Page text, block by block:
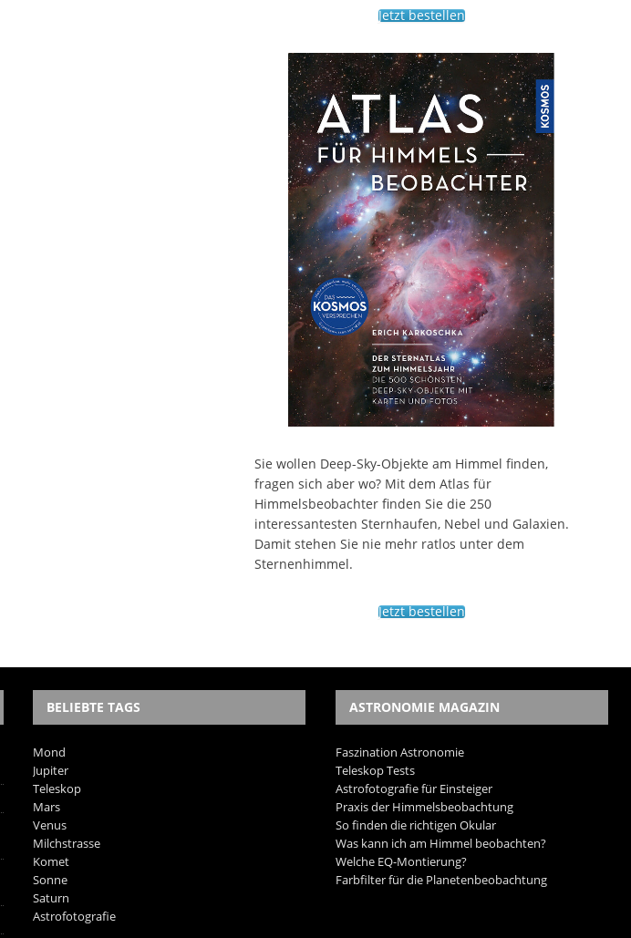
Jetzt bestellen
Sie wollen Deep-Sky-Objekte am Himmel finden,
fragen sich aber wo? Mit dem Atlas für
Himmelsbeobachter finden Sie die 250
interessantesten Sternhaufen, Nebel und Galaxien.
Damit stehen Sie nie mehr ratlos unter dem
Sternenhimmel.
Jetzt bestellen
BELIEBTE TAGS
Mond
Jupiter
Teleskop
Mars
Venus
Milchstrasse
Komet
Sonne
Saturn
Astrofotografie
ASTRONOMIE MAGAZIN
Faszination Astronomie
Teleskop Tests
Astrofotografie für Einsteiger
Praxis der Himmelsbeobachtung
So finden die richtigen Okular
Was kann ich am Himmel beobachten?
Welche EQ-Montierung?
Farbfilter für die Planetenbeobachtung